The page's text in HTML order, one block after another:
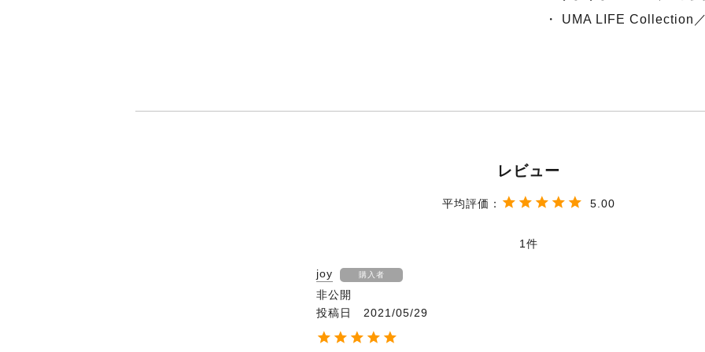
・ UMA LIFE Collection
5.00
1
joy 購入者
非公開
投稿日
2021/05/29